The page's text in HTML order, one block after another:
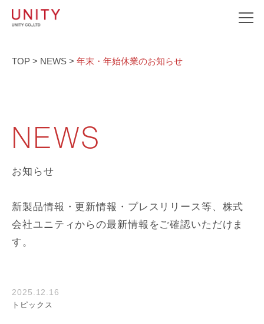
TOP > NEWS >年末・年始休業のお知らせ
NEWS
お知らせ
新製品情報・更新情報・プレスリリース等、株式
会社ユニティからの最新情報をご確認いただけま
す。
2025.12.16
トピックス